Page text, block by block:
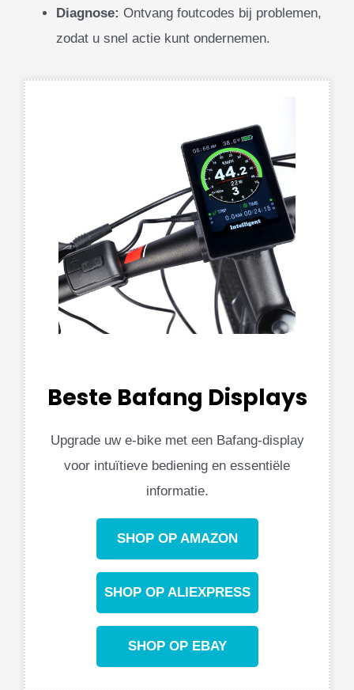
Diagnose: Ontvang foutcodes bij problemen,
zodat u snel actie kunt ondernemen.
Beste Bafang Displays
Upgrade uw e-bike met een Bafang-display
voor intuïtieve bediening en essentiële
informatie.
SHOP OP AMAZON
SHOP OP ALIEXPRESS
SHOP OP EBAY